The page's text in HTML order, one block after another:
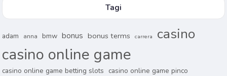
Tagi
adam anna bmw bonus bonus terms carrera casino
casino online game
casino online game betting slots casino online game pinco